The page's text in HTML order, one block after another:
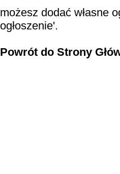
możesz dodać własne
ogłoszenie'.
Powrót do Strony